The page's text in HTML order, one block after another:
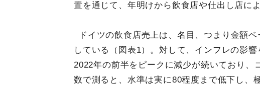
置を通じて、年明けから飲食店や仕出し店に
ドイツの飲食店売上は、名目、つまり金額
している（図表1）。対して、インフレの影
2022年の前半をピークに減少が続いており、
数で測ると、水準は実に80程度まで低下し、